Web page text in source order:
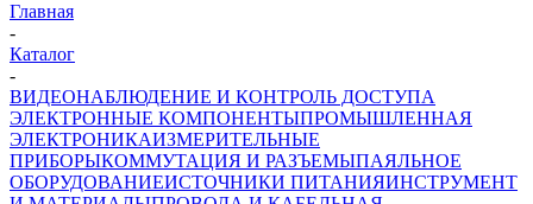
Главная
-
Каталог
-
ВИДЕОНАБЛЮДЕНИЕ И КОНТРОЛЬ ДОСТУПА
ЭЛЕКТРОННЫЕ КОМПОНЕНТЫПРОМЫШЛЕННАЯ
ЭЛЕКТРОНИКАИЗМЕРИТЕЛЬНЫЕ
ПРИБОРЫКОММУТАЦИЯ И РАЗЪЕМЫПАЯЛЬНОЕ
ОБОРУДОВАНИЕИСТОЧНИКИ ПИТАНИЯИНСТРУМЕНТ